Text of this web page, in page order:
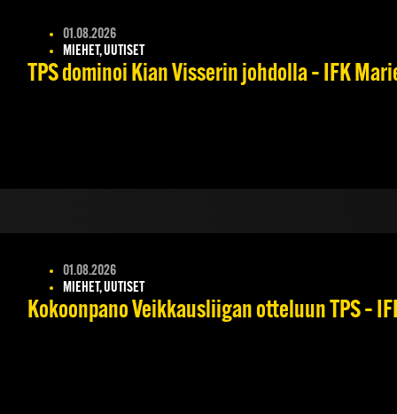
01.08.2026
MIEHET, UUTISET
TPS dominoi Kian Visserin johdolla – IFK
01.08.2026
MIEHET, UUTISET
Kokoonpano Veikkausliigan otteluun TPS –